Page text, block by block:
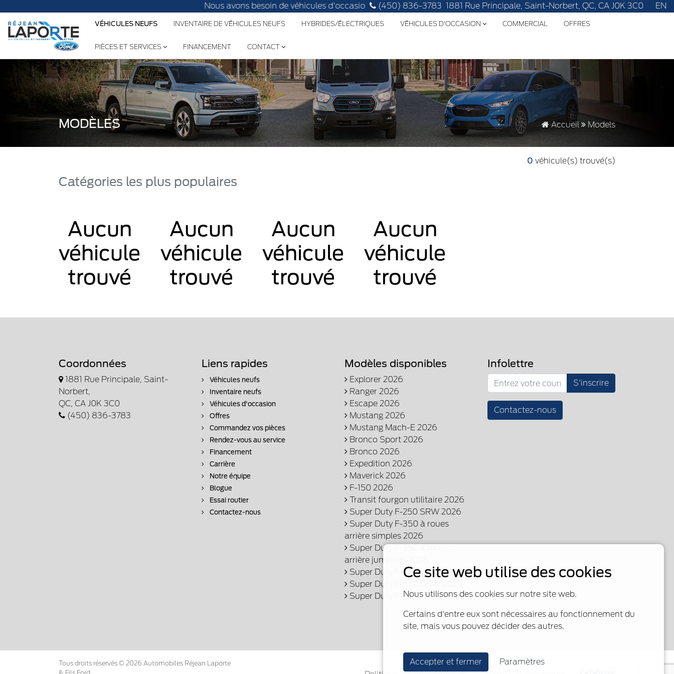
Nous avons besoin de véhicules d'occasion, faites évaluer le vôtre!
(450) 836-3783 1881 Rue Principale, Saint-Norbert, QC, CA J0K 3C0 EN
VÉHICULES NEUFS INVENTAIRE DE VÉHICULES NEUFS HYBRIDES/ÉLECTRIQUES VÉHICULES D'OCCASION COMMERCIAL OFFRES
PIÈCES ET SERVICES FINANCEMENT CONTACT
Accueil Models
MODÈLES
0 véhicule(s) trouvé(s)
Catégories les plus populaires
Aucun
véhicule
trouvé
Aucun
véhicule
trouvé
Aucun
véhicule
trouvé
Aucun
véhicule
trouvé
Coordonnées
1881 Rue Principale, Saint-
Norbert,
QC, CA J0K 3C0
(450) 836-3783
Liens rapides
Véhicules neufs
Inventaire neufs
Véhicules d'occasion
Offres
Commandez vos pièces
Rendez-vous au service
Financement
Carrière
Notre équipe
Blogue
Essai routier
Contactez-nous
Modèles disponibles
Explorer 2026
Ranger 2026
Escape 2026
Mustang 2026
Mustang Mach-E 2026
Bronco Sport 2026
Bronco 2026
Expedition 2026
Maverick 2026
F-150 2026
Transit fourgon utilitaire 2026
Super Duty F-250 SRW 2026
Super Duty F-350 à roues
arrière simples 2026
Super Duty F-350 à roues
arrière jumelées 2026
Super Duty F-450 DRW 2026
Super Duty F-550 DRW 2026
Super Duty F-600 RARJ 2026
Infolettre
S'inscrire
Contactez-nous
Tous droits réservés © 2026 Automobiles Réjean Laporte
Ce site web utilise des cookies
Nous utilisons des cookies sur notre site web.
Certains d'entre eux sont nécessaires au fonctionnement du
site, mais vous pouvez décider des autres.
Accepter et fermer Paramètres